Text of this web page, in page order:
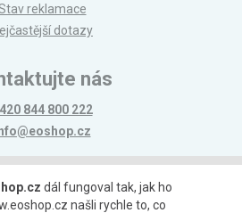
reklamace
dotazy
nás
844 800 222
platby
dál fungoval tak, jak ho
našli rychle to, co